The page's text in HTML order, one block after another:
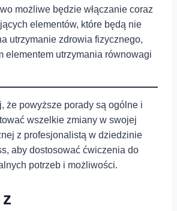
możliwe będzie włączanie coraz
elementów, które będą nie
utrzymanie zdrowia fizycznego,
elementem utrzymania równowagi
że powyższe porady są ogólne i
wszelkie zmiany⁤ w ‍swojej
z ‍profesjonalistą w dziedzinie
aby dostosować ćwiczenia do
potrzeb i możliwości.